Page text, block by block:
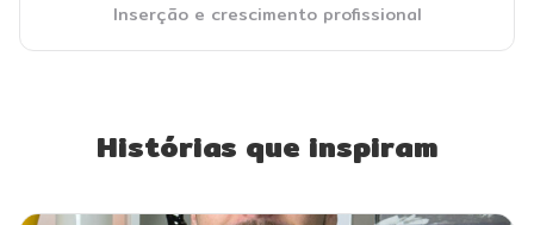
Inserção e crescimento profissional
Histórias que inspiram